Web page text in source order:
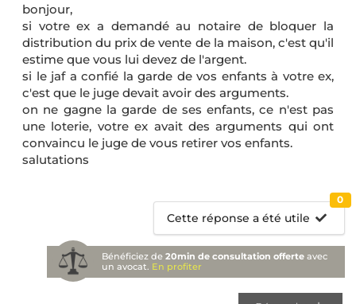
bonjour,
si votre ex a demandé au notaire de bloquer la
distribution du prix de vente de la maison, c'est qu'il
estime que vous lui devez de l'argent.
si le jaf a confié la garde de vos enfants à votre ex,
c'est que le juge devait avoir des arguments.
on ne gagne la garde de ses enfants, ce n'est pas
une loterie, votre ex avait des arguments qui ont
convaincu le juge de vous retirer vos enfants.
salutations
Cette réponse a été utile
0
Bénéficiez de20min de consultation offerte avec
un avocat. En profiter